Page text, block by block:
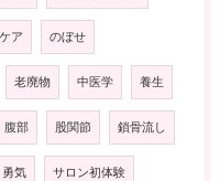
ア のぼせ
老廃物 中医学 養生
腹部 股関節 鎖骨流し
勇気 サロン初体験